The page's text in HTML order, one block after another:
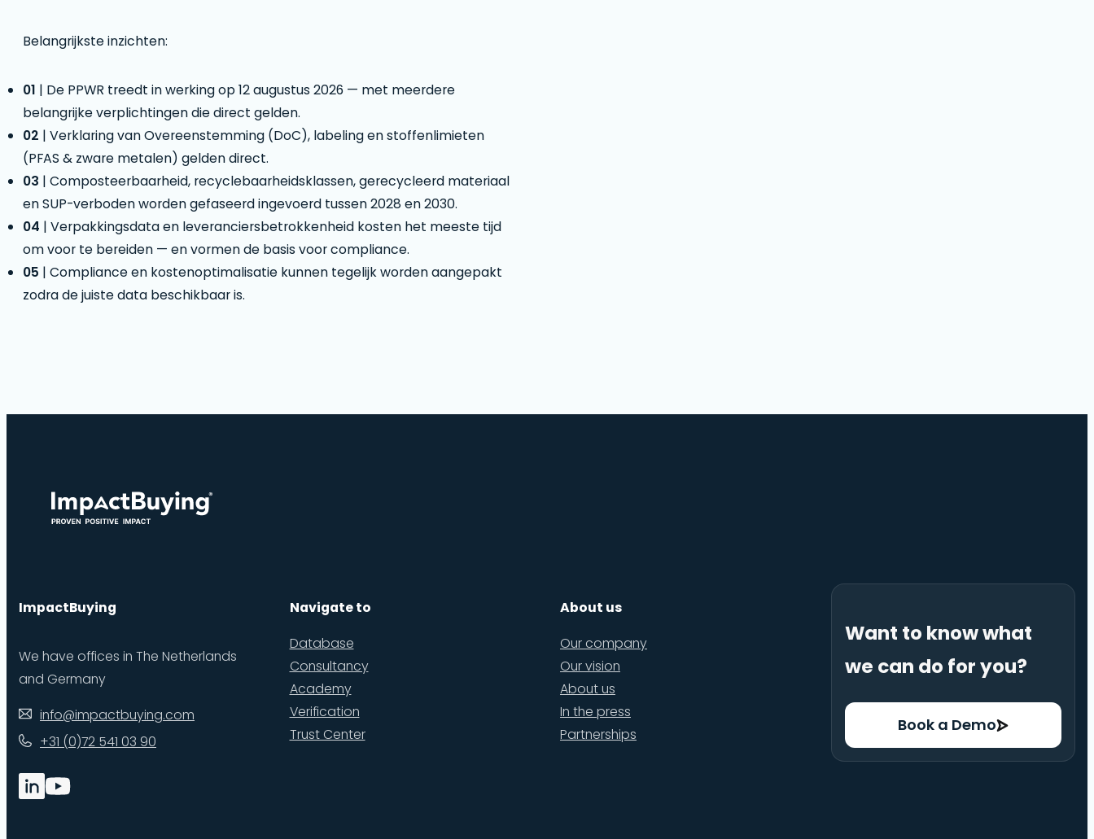
Belangrijkste inzichten:
01 | De PPWR treedt in werking op 12 augustus 2026 — met meerdere
belangrijke verplichtingen die direct gelden.
02 | Verklaring van Overeenstemming (DoC), labeling en stoffenlimieten
(PFAS & zware metalen) gelden direct.
03 | Composteerbaarheid, recyclebaarheidsklassen, gerecycleerd materiaal
en SUP-verboden worden gefaseerd ingevoerd tussen 2028 en 2030.
04 | Verpakkingsdata en leveranciersbetrokkenheid kosten het meeste tijd
om voor te bereiden — en vormen de basis voor compliance.
05 | Compliance en kostenoptimalisatie kunnen tegelijk worden aangepakt
zodra de juiste data beschikbaar is.
ImpactBuying
We have offices in The Netherlands
and Germany
info@impactbuying.com
+31 (0)72 541 03 90
Navigate to
Database
Consultancy
Academy
Verification
Trust Center
About us
Our company
Our vision
About us
In the press
Partnerships
Want to know what
we can do for you?
Book a Demo